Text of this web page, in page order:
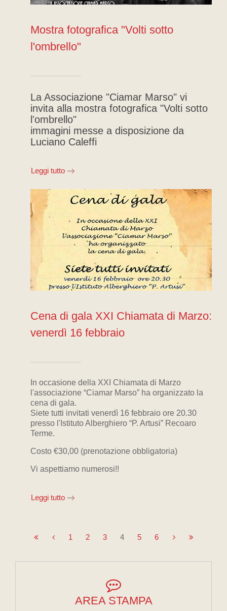
Mostra fotografica "Volti sotto
l'ombrello"
La Associazione "Ciamar Marso" vi
invita alla mostra fotografica "Volti sotto
l'ombrello"
immagini messe a disposizione da
Luciano Caleffi
Leggi tutto
Cena di gala XXI Chiamata di Marzo:
venerdì 16 febbraio
In occasione della XXI Chiamata di Marzo
l'associazione “Ciamar Marso” ha organizzato la
cena di gala.
Siete tutti invitati venerdì 16 febbraio ore 20.30
presso l'Istituto Alberghiero “P. Artusi” Recoaro
Terme.
Costo €30,00 (prenotazione obbligatoria)
Vi aspettiamo numerosi!!
Leggi tutto
1 2 3 4 5 6
AREA STAMPA